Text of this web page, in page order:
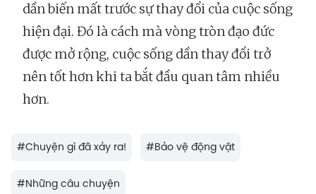
dần biến mất trước sự thay đổi của cuộc sống
hiện đại. Đó là cách mà vòng tròn đạo đức
được mở rộng, cuộc sống dần thay đổi trở
nên tốt hơn khi ta bắt đầu quan tâm nhiều
hơn.
#Chuyện gì đã xảy ra! #Bảo vệ động vật
#Những câu chuyện